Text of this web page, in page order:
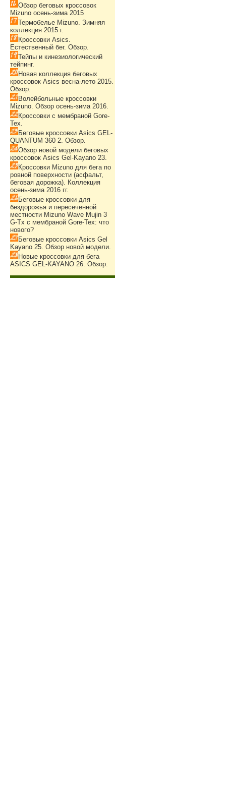
Обзор беговых кроссовок
Mizuno осень-зима 2015
Термобелье Mizuno. Зимняя
коллекция 2015 г.
Кроссовки Asics.
Естественный бег. Обзор.
Тейпы и кинезиологический
тейпинг.
Новая коллекция беговых
кроссовок Asics весна-лето 2015.
Обзор.
Волейбольные кроссовки
Mizuno. Обзор осень-зима 2016.
Кроссовки с мембраной Gore-
Tex.
Беговые кроссовки Asics GEL-
QUANTUM 360 2. Обзор.
Обзор новой модели беговых
кроссовок Asics Gel-Kayano 23.
Кроссовки Mizuno для бега по
ровной поверхности (асфальт,
беговая дорожка). Коллекция
осень-зима 2016 гг.
Беговые кроссовки для
бездорожья и пересеченной
местности Mizuno Wave Mujin 3
G-Tx с мембраной Gore-Tex: что
нового?
Беговые кроссовки Asics Gel
Kayano 25. Обзор новой модели.
Новые кроссовки для бега
ASICS GEL-KAYANO 26. Обзор.